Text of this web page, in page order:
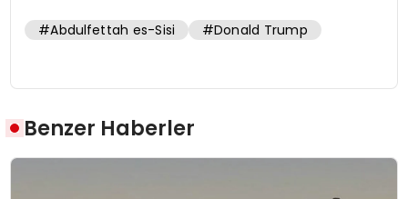
#Abdulfettah es-Sisi #Donald Trump
Benzer Haberler